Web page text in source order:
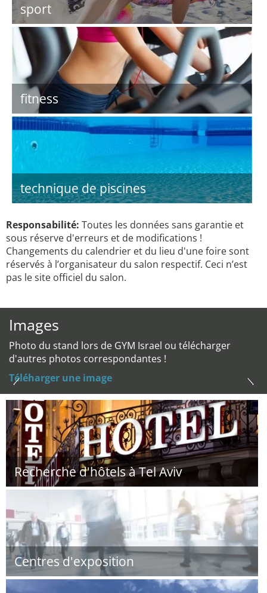
sport
fitness
technique de piscines
Responsabilité: Toutes les données sans garantie et
sous réserve d'erreurs et de modifications !
Changements du calendrier et du lieu d'une foire sont
réservés à l’organisateur du salon respectif. Ceci n’est
pas le site officiel du salon.
Images
Photo du stand lors de GYM Israel ou télécharger
d'autres photos correspondantes !
Téléharger une image
Recherche d'hôtels à Tel Aviv
Centres d'exposition